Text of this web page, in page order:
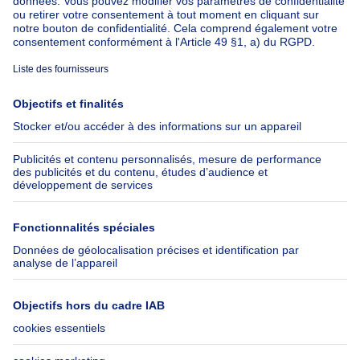
À propos
Immoweb
Presse
Emplois
Groupe Axel Springer
SeLoger.com
Immowelt.de
Outils
Belfius
Assurances
Check-list déménagement
Aide
FAQ
Accessibilité
Contactez-nous
Suivez-nous
LinkedIn